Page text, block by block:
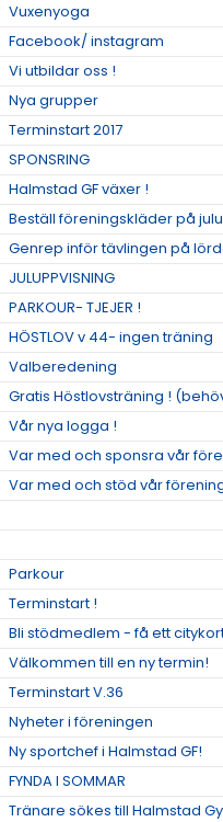
Vuxenyoga
Facebook/ instagram
Vi utbildar oss !
Nya grupper
Terminstart 2017
SPONSRING
Halmstad GF växer !
Beställ föreningskläder på
Genrep inför tävlingen på
JULUPPVISNING
PARKOUR- TJEJER !
HÖSTLOV v 44- ingen träning
Valberedening
Gratis Höstlovsträning !
Vår nya logga !
Var med och sponsra vår
Var med och stöd vår
Parkour
Terminstart !
Bli stödmedlem - få ett
Välkommen till en ny termin!
Terminstart V.36
Nyheter i föreningen
Ny sportchef i Halmstad GF!
FYNDA I SOMMAR
Tränare sökes till Halmstad